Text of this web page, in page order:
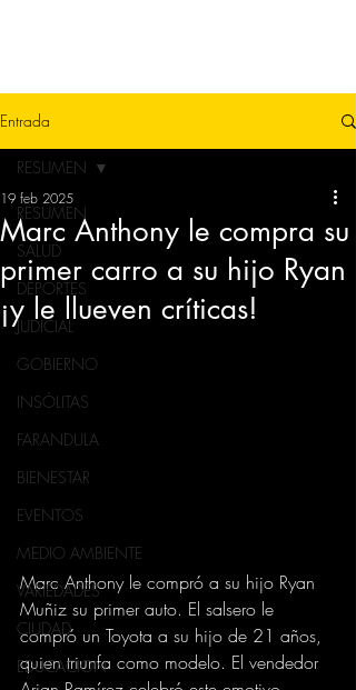
Entrada
RESUMEN
SALUD
DEPORTES
JUDICIAL
GOBIERNO
INSÓLITAS
FARANDULA
BIENESTAR
EVENTOS
MEDIO AMBIENTE
VARIEDADES
CIUDAD
EDUCACION
RESUMEN
Marc Anthony le compra su
primer carro a su hijo Ryan
¡y le llueven críticas!
19 feb 2025
Marc Anthony le compró a su hijo Ryan
Muñiz su primer auto. El salsero le
compró un Toyota a su hijo de 21 años,
quien triunfa como modelo. El vendedor